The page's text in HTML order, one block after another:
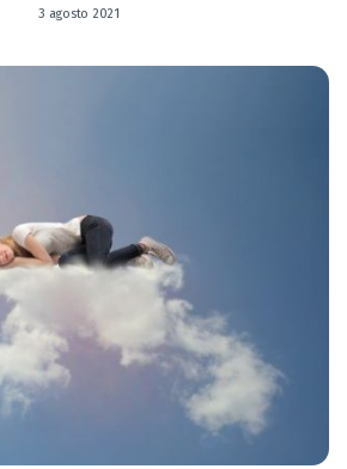
3 agosto 2021